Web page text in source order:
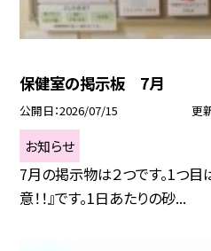
保健室の掲示板 7月
公開日 2026/07/15 更
お知らせ
7月の掲示物は２つです。1つ目
意！！』です。1日あたりの砂...